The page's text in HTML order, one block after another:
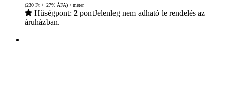
(230 Ft + 27% ÁFA) / méter
Hűségpont: 2 pontJelenleg nem adható le rendelés az
áruházban.